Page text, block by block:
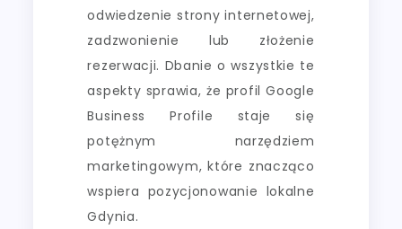
odwiedzenie strony internetowej,
zadzwonienie lub złożenie
rezerwacji. Dbanie o wszystkie te
aspekty sprawia, że profil Google
Business Profile staje się
potężnym narzędziem
marketingowym, które znacząco
wspiera pozycjonowanie lokalne
Gdynia.